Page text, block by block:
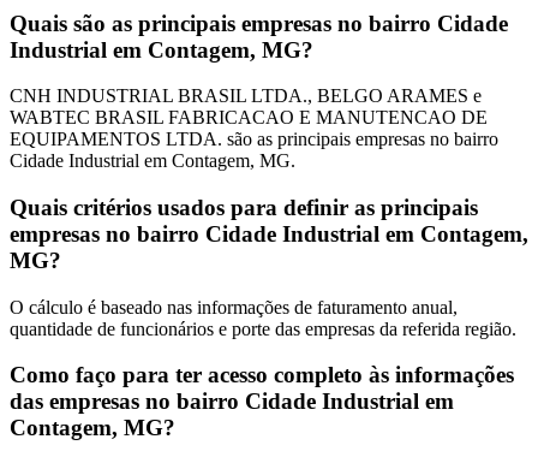
Quais são as principais empresas no bairro Cidade
Industrial em Contagem, MG?
CNH INDUSTRIAL BRASIL LTDA., BELGO ARAMES e
WABTEC BRASIL FABRICACAO E MANUTENCAO DE
EQUIPAMENTOS LTDA. são as principais empresas no bairro
Cidade Industrial em Contagem, MG.
Quais critérios usados para definir as principais
empresas no bairro Cidade Industrial em Contagem,
MG?
O cálculo é baseado nas informações de faturamento anual,
quantidade de funcionários e porte das empresas da referida região.
Como faço para ter acesso completo às informações
das empresas no bairro Cidade Industrial em
Contagem, MG?